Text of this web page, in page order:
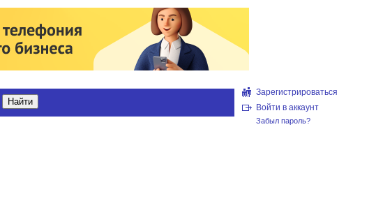
Зарегистрироваться
Войти в аккаунт
Забыл пароль?